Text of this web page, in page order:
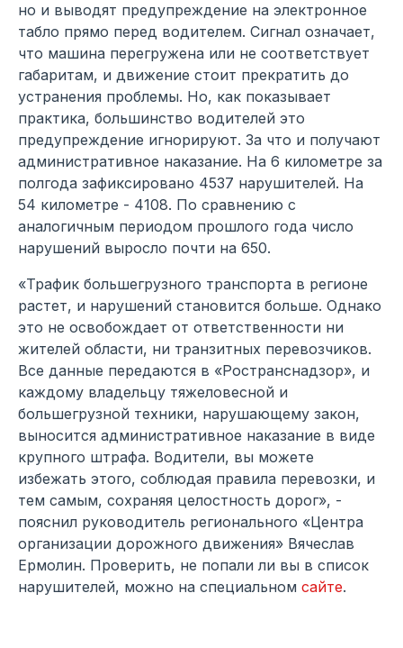
но и выводят предупреждение на электронное
табло прямо перед водителем. Сигнал означает,
что машина перегружена или не соответствует
габаритам, и движение стоит прекратить до
устранения проблемы. Но, как показывает
практика, большинство водителей это
предупреждение игнорируют. За что и получают
административное наказание. На 6 километре за
полгода зафиксировано 4537 нарушителей. На
54 километре - 4108. По сравнению с
аналогичным периодом прошлого года число
нарушений выросло почти на 650.
«Трафик большегрузного транспорта в регионе
растет, и нарушений становится больше. Однако
это не освобождает от ответственности ни
жителей области, ни транзитных перевозчиков.
Все данные передаются в «Ространснадзор», и
каждому владельцу тяжеловесной и
большегрузной техники, нарушающему закон,
выносится административное наказание в виде
крупного штрафа. Водители, вы можете
избежать этого, соблюдая правила перевозки, и
тем самым, сохраняя целостность дорог», -
пояснил руководитель регионального «Центра
организации дорожного движения» Вячеслав
Ермолин. Проверить, не попали ли вы в список
нарушителей, можно на специальном сайте.